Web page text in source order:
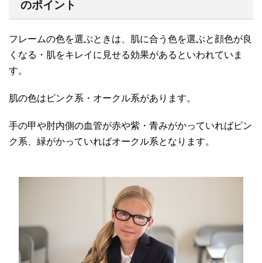
のポイント
フレームの色を選ぶときは、肌に合う色を選ぶと顔色が良
くなる・肌をキレイに見せる効果があるといわれていま
す。
肌の色はピンク系・オークル系があります。
手の甲や肘内側の血管が赤や紫・青みがかっていればピン
ク系、緑がかっていればオークル系となります。